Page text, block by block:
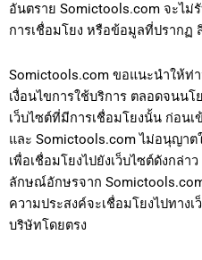
อันตราย Somictools.com จะไม่
การเชื่อมโยง หรือข้อมูลที่ปรากฏ
Somictools.com ขอแนะนำให้ท่
เงื่อนไขการใช้บริการ ตลอดจนน
เว็บไซต์ที่มีการเชื่อมโยงนั้น ก่อนเ
และ Somictools.com ไม่อนุญา
เพื่อเชื่อมโยงไปยังเว็บไซต์ดังกล่
ลักษณ์อักษรจาก
ความประสงค์จะเชื่อมโยงไปทาง
บริษัทโดยตรง